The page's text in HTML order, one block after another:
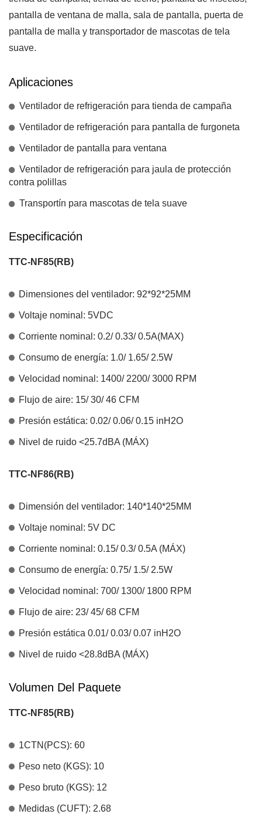
pantalla de ventana de malla, sala de pantalla, puerta de
pantalla de malla y transportador de mascotas de tela
suave.
Aplicaciones
Ventilador de refrigeración para tienda de campaña
Ventilador de refrigeración para pantalla de furgoneta
Ventilador de pantalla para ventana
Ventilador de refrigeración para jaula de protección
contra polillas
Transportín para mascotas de tela suave
Especificación
TTC-NF85(RB)
Dimensiones del ventilador: 92*92*25MM
Voltaje nominal: 5VDC
Corriente nominal: 0.2/ 0.33/ 0.5A(MAX)
Consumo de energía: 1.0/ 1.65/ 2.5W
Velocidad nominal: 1400/ 2200/ 3000 RPM
Flujo de aire: 15/ 30/ 46 CFM
Presión estática: 0.02/ 0.06/ 0.15 inH2O
Nivel de ruido <25.7dBA (MÁX)
TTC-NF86(RB)
Dimensión del ventilador: 140*140*25MM
Voltaje nominal: 5V DC
Corriente nominal: 0.15/ 0.3/ 0.5A (MÁX)
Consumo de energía: 0.75/ 1.5/ 2.5W
Velocidad nominal: 700/ 1300/ 1800 RPM
Flujo de aire: 23/ 45/ 68 CFM
Presión estática 0.01/ 0.03/ 0.07 inH2O
Nivel de ruido <28.8dBA (MÁX)
Volumen Del Paquete
TTC-NF85(RB)
1CTN(PCS): 60
Peso neto (KGS): 10
Peso bruto (KGS): 12
Medidas (CUFT): 2.68